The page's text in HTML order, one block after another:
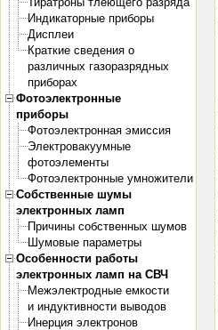
Индикаторные приборы
Дисплеи
Краткие сведения о
различных газоразрядных
приборах
Фотоэлектронные
приборы
Фотоэлектронная эмиссия
Электровакуумные
фотоэлементы
Фотоэлектронные умножители
Собственные шумы
электронных ламп
Причины собственных шумов
Шумовые параметры
Особенности работы
электронных ламп на СВЧ
Межэлектродные емкости
и индуктивности выводов
Инерция электронов